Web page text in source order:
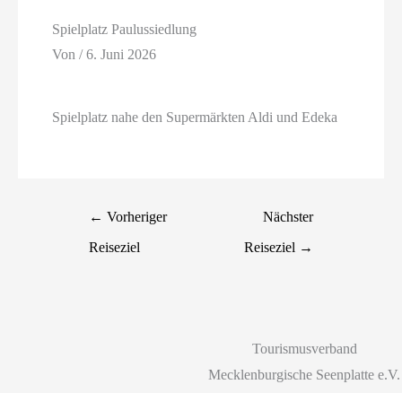
Spielplatz Paulussiedlung
Von/6. Juni 2026
Spielplatz nahe den Supermärkten Aldi und Edeka
← Vorheriger
Reiseziel
Nächster
Reiseziel →
Tourismusverband
Mecklenburgische Seenplatte e.V.